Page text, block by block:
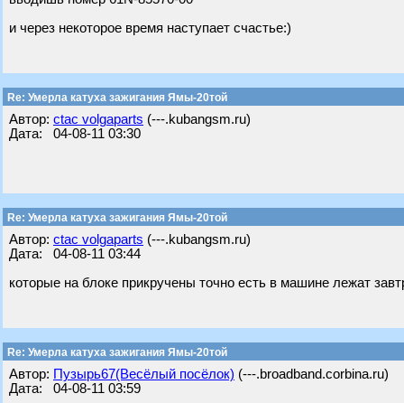
и через некоторое время наступает счастье:)
Re: Умерла катуха зажигания Ямы-20той
Автор: ctac volgaparts (---.kubangsm.ru)
Дата: 04-08-11 03:30
Re: Умерла катуха зажигания Ямы-20той
Автор: ctac volgaparts (---.kubangsm.ru)
Дата: 04-08-11 03:44
которые на блоке прикручены точно есть в машине лежат
Re: Умерла катуха зажигания Ямы-20той
Автор: Пузырь67(Весёлый посёлок) (---.broadband.corbina.ru)
Дата: 04-08-11 03:59